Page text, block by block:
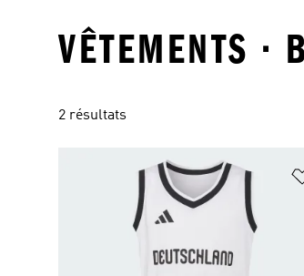
VÊTEMENTS ·
2 résultats